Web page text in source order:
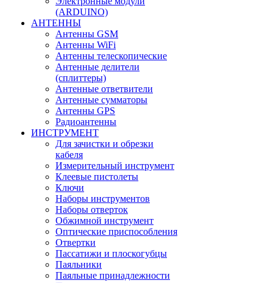
(ARDUINO)
АНТЕННЫ
Антенны GSM
Антенны WiFi
Антенны телескопические
Антенные делители
(сплиттеры)
Антенные ответвители
Антенные сумматоры
Антенны GPS
Радиоантенны
ИНСТРУМЕНТ
Для зачистки и обрезки
кабеля
Измерительный инструмент
Клеевые пистолеты
Ключи
Наборы инструментов
Наборы отверток
Обжимной инструмент
Оптические приспособления
Отвертки
Пассатижи и плоскогубцы
Паяльники
Паяльные принадлежности